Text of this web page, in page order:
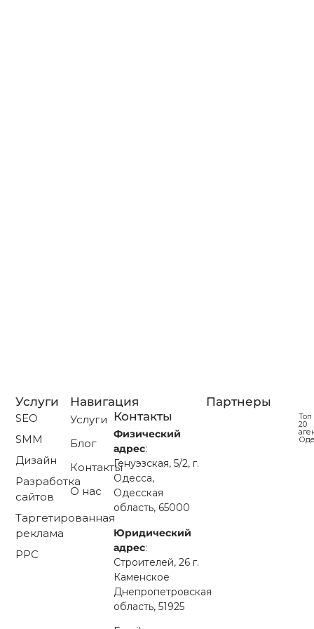
Партнеры
Топ
20
Навигация
Услуги
Блог
Контакты
О нас
Услуги
SEO
SMM
Дизайн
Разработка
сайтов
Таргетированная
реклама
PPC
Контакты
Физический
адрес:
Генуэзская, 5/2, г.
Одесса,
Одесская
область, 65000
Юридический
адрес:
Строителей, 26 г.
Каменское
Днепропетровская
область, 51925